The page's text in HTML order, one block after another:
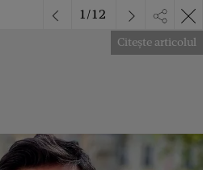
Citește articolul
1/12